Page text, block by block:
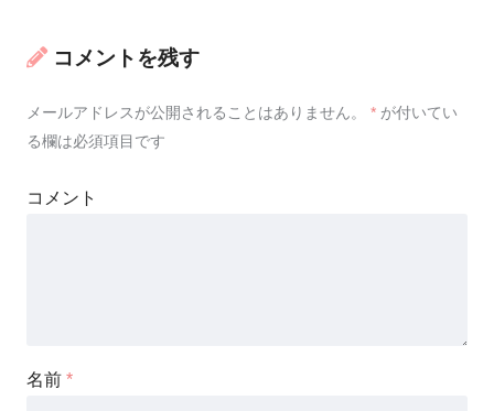
コメントを残す
メールアドレスが公開されることはありません。 * が付いてい
る欄は必須項目です
コメント
名前 *